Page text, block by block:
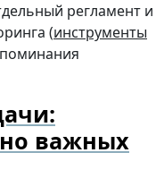
регламент и
(инструменты
важных